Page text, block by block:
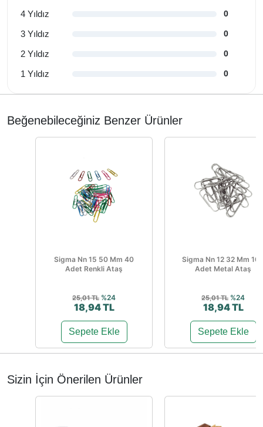
4 Yıldız 0
3 Yıldız 0
2 Yıldız 0
1 Yıldız 0
Beğenebileceğiniz Benzer Ürünler
Sigma Nn 15 50 Mm 40
Adet Renkli Ataş
25,01 TL %24
18,94 TL
Sepete Ekle
Sigma Nn 12 32 Mm
Adet Metal Ataş
25,01 TL %24
18,94 TL
Sepete Ekle
Sizin İçin Önerilen Ürünler